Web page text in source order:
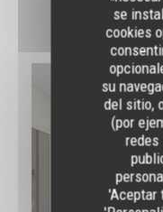
se
cookies
su
del sitio,
(por
'Aceptar